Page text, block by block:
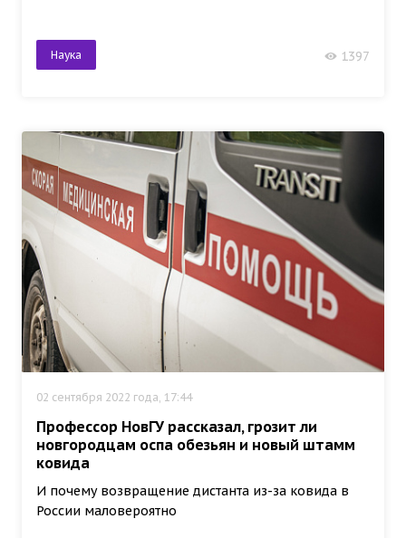
Наука 1397
02 сентября 2022 года, 17:44
Профессор НовГУ рассказал, грозит ли
новгородцам оспа обезьян и новый штамм
ковида
И почему возвращение дистанта из-за ковида в
России маловероятно